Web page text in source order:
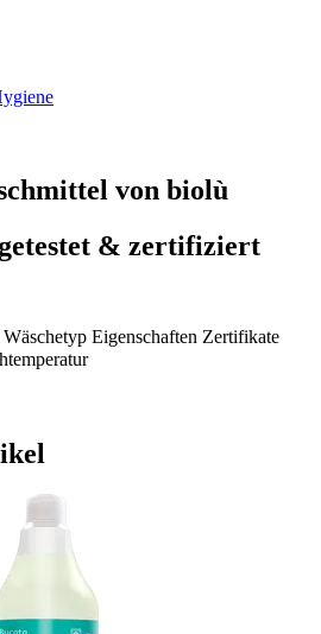
von biolù
& zertifiziert
Wäschetyp Eigenschaften Zertifikate